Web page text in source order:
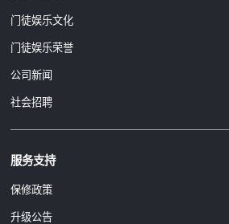
门徒娱乐文化
门徒娱乐荣誉
公司新闻
社会招聘
服务支持
保修政策
升级公告